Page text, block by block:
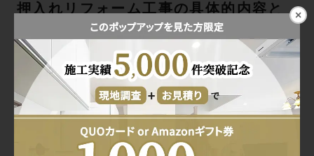
押入れリフォーム工事の具体的内容と
押入れの解体および撤去作業の流れと
ポイント
押入れを部屋にリフォームする際は、まず既存
の押入れ解体が必要です。現地調査で壁や梁、
×